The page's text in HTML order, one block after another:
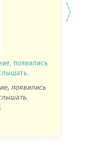
появились
появились